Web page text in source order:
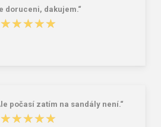
doruceni, dakujem.“
★★★★★
★★★★★
počasí zatím na sandály není.“
★★★★★
★★★★★